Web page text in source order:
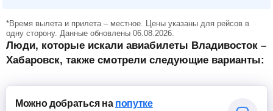
*Время вылета и прилета – местное. Цены указаны для рейсов в
одну сторону. Данные обновлены 06.08.2026.
Люди, которые искали авиабилеты Владивосток –
Хабаровск, также смотрели следующие варианты:
Можно добратьсяна попутке